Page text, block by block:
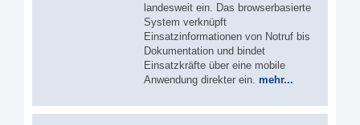
landesweit ein. Das browserbasierte
System verknüpft
Einsatzinformationen von Notruf bis
Dokumentation und bindet
Einsatzkräfte über eine mobile
Anwendung direkter ein. mehr...